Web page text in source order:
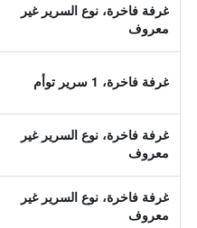
غرفة فاخرة، نوع السرير غير
معروف
غرفة فاخرة، 1 سرير توأم
غرفة فاخرة، نوع السرير غير
معروف
غرفة فاخرة، نوع السرير غير
معروف